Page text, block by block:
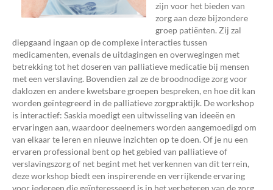
zijn voor het bieden van
zorg aan deze bijzondere
groep patiënten. Zij zal
diepgaand ingaan op de complexe interacties tussen
medicamenten, evenals de uitdagingen en overwegingen met
betrekking tot het doseren van palliatieve medicatie bij mensen
met een verslaving. Bovendien zal ze de broodnodige zorg voor
daklozen en andere kwetsbare groepen bespreken, en hoe dit kan
worden geïntegreerd in de palliatieve zorgpraktijk. De workshop
is interactief: Saskia moedigt een uitwisseling van ideeën en
ervaringen aan, waardoor deelnemers worden aangemoedigd om
van elkaar te leren en nieuwe inzichten op te doen. Of je nu een
ervaren professional bent op het gebied van palliatieve of
verslavingszorg of net begint met het verkennen van dit terrein,
deze workshop biedt een inspirerende en verrijkende ervaring